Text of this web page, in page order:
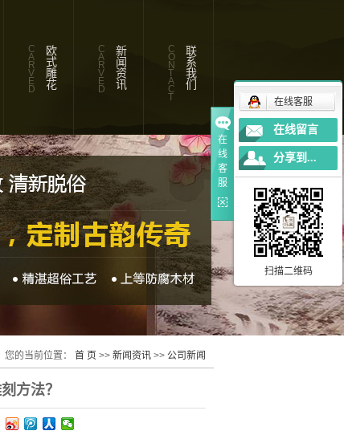
欧式雕花
C
A
R
V
E
D 新闻资讯
C
A
R
V
E
D
公
司
新
闻
行业新
闻
常
见
问
题
联系我们
C
O
N
T
A
C
T
您的当前位置： 首 页 >> 新闻资讯 >> 公司新闻
方法？
在
线
客
服
在线客服
在线留言
分享到...
扫描二维码